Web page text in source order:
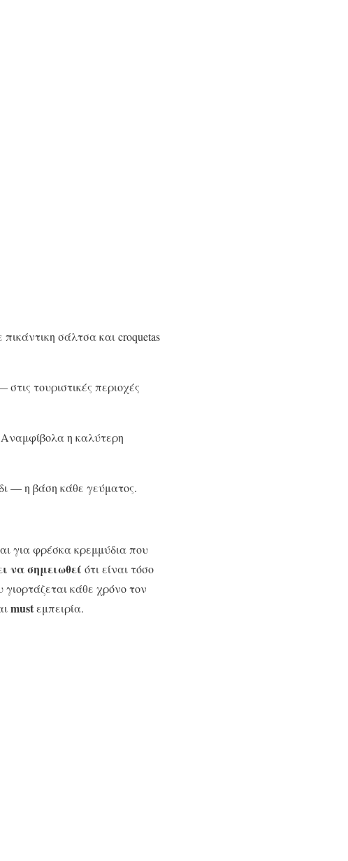
σάλτσα και croquetas
τουριστικές περιοχές
Αναμφίβολα η καλύτερη
— η βάση κάθε γεύματος.
για φρέσκα κρεμμύδια που
να σημειωθεί ότι είναι τόσο
κάθε χρόνο τον
mustεμπειρία.